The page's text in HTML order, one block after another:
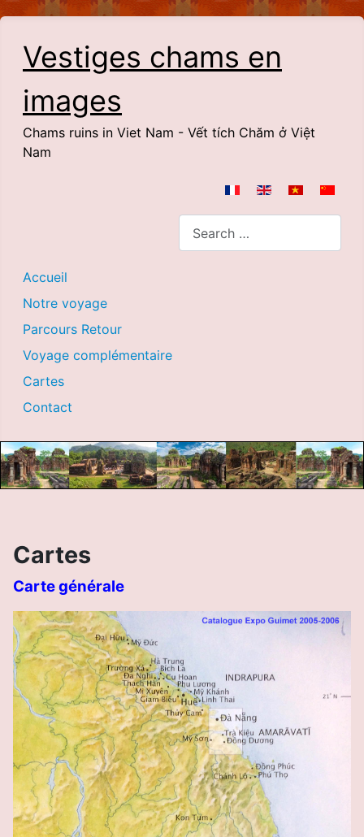
Vestiges chams en
images
Chams ruins in Viet Nam - Vết tích Chăm ở Việt
Nam
Accueil
Notre voyage
Parcours Retour
Voyage complémentaire
Cartes
Contact
Cartes
Carte générale